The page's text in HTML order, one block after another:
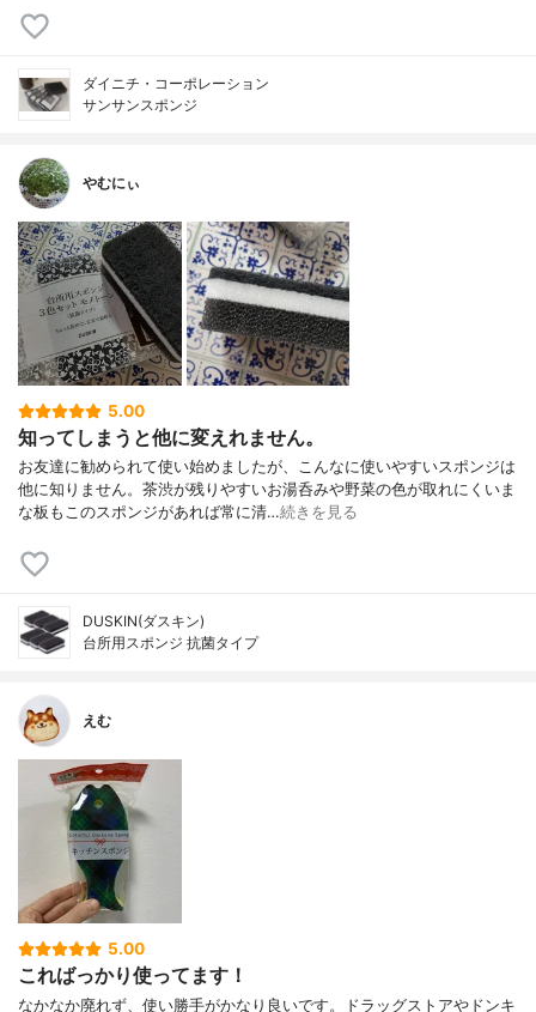
ダイニチ・コーポレーション
サンサンスポンジ
やむにぃ
5.00
知ってしまうと他に変えれません。
お友達に勧められて使い始めましたが、こんなに使いやすいスポンジは
他に知りません。茶渋が残りやすいお湯呑みや野菜の色が取れにくいま
な板もこのスポンジがあれば常に清…続きを見る
DUSKIN(ダスキン)
台所用スポンジ 抗菌タイプ
えむ
5.00
こればっかり使ってます！
なかなか廃れず、使い勝手がかなり良いです。ドラッグストアやドンキ